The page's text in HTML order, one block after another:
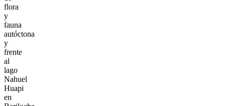
flora
y
fauna
autóctona
y
frente
al
lago
Nahuel
Huapi
en